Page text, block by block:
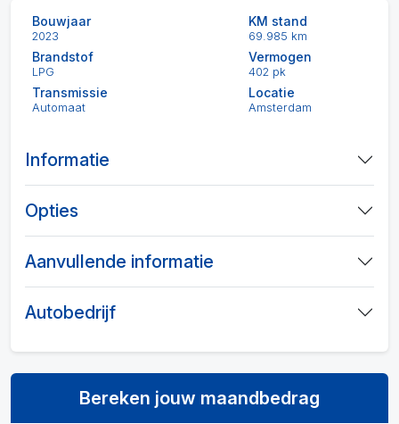
Bouwjaar
2023
KM stand
69.985 km
Brandstof
LPG
Vermogen
402 pk
Transmissie
Automaat
Locatie
Amsterdam
Informatie
Opties
Aanvullende informatie
Autobedrijf
Bereken jouw maandbedrag